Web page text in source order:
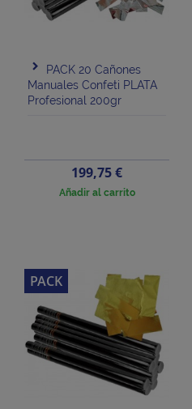
PACK 20 Cañones
Manuales Confeti PLATA
Profesional 200gr
Precio
199,75 €
Añadir al carrito
PACK